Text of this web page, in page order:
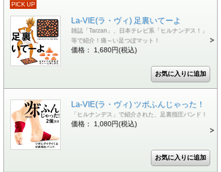
PICK UP
La-VIE(ラ・ヴィ) 足裏いてーよ
雑誌「Tarzan」、日本テレビ系「ヒルナンデス！」
等で紹介！痛～い足つぼマット！
価格： 1,680円(税込)
La-VIE(ラ・ヴィ) ツボふんじゃった！
「ヒルナンデス」で紹介された、足裏指圧バンド！
価格： 1,080円(税込)